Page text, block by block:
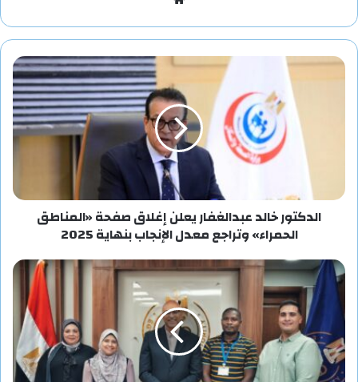
الدكتور خالد عبدالغفار يعلن إغلاق صفحة «المناطق
الحمراء» وتراجع معدل الإنجاب بنهاية 2025